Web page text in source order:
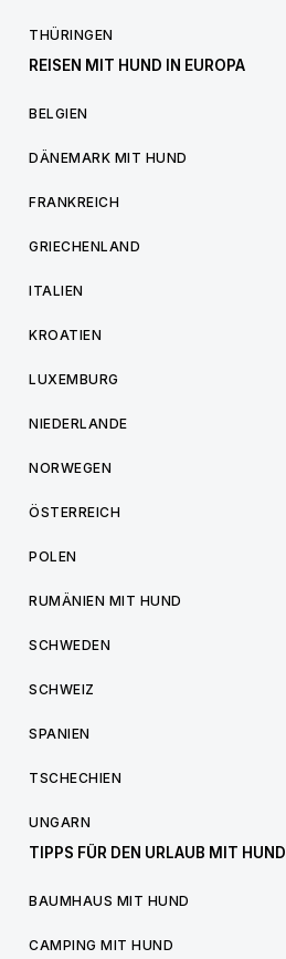
THÜRINGEN
REISEN MIT HUND IN EUROPA
BELGIEN
DÄNEMARK MIT HUND
FRANKREICH
GRIECHENLAND
ITALIEN
KROATIEN
LUXEMBURG
NIEDERLANDE
NORWEGEN
ÖSTERREICH
POLEN
RUMÄNIEN MIT HUND
SCHWEDEN
SCHWEIZ
SPANIEN
TSCHECHIEN
UNGARN
TIPPS FÜR DEN URLAUB MIT HUND
BAUMHAUS MIT HUND
CAMPING MIT HUND